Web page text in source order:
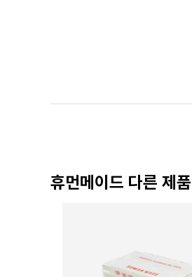
휴먼메이드 다른 제품